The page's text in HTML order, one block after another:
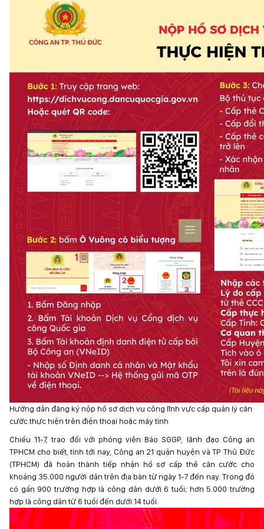
Hướng dẫn đăng ký nộp hồ sơ dịch vụ công lĩnh vực cấp quản lý căn
cước thực hiện trên điện thoại hoặc máy tính
Chiều 11-7, trao đổi với phóng viên Báo SGGP, lãnh đạo Công an
TPHCM cho biết, tính tới nay, Công an 21 quận huyện và TP Thủ Đức
(TPHCM) đã hoàn thành tiếp nhận hồ sơ cấp thẻ căn cước cho
khoảng 35.000 người dân trên địa bàn từ ngày 1-7 đến nay. Trong đó
có gần 900 trường hợp là công dân dưới 6 tuổi; hơn 5.000 trường
hợp là công dân từ 6 tuổi đến dưới 14 tuổi.